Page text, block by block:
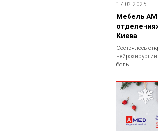
17.02.2026
Мебель
Киева
Состоялось
боль ...